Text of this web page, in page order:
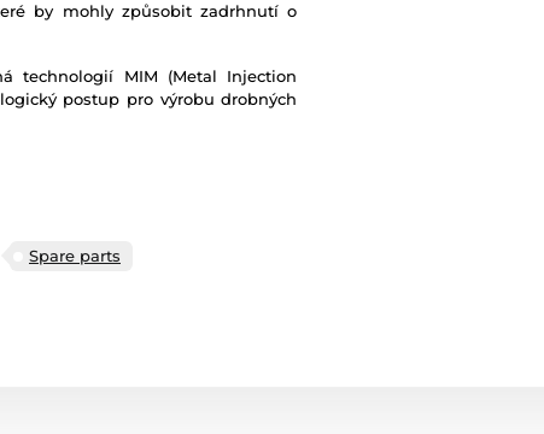
by mohly způsobit zadrhnutí o
technologií MIM (Metal Injection
postup pro výrobu drobných
Spare parts